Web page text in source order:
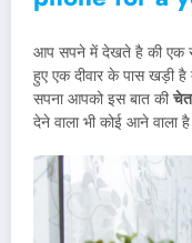
आप सपने में देखते है की एक
हुए एक दीवार के पास खड़ी
सपना आपको इस बात की
देने वाला भी कोई आने